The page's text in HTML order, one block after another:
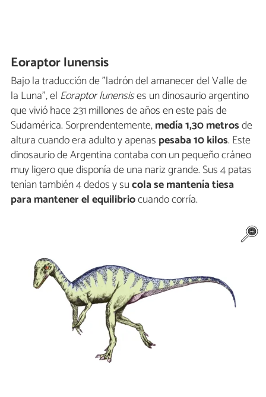
Eoraptor lunensis
Bajo la traducción de "ladrón del amanecer del Valle de
la Luna", el Eoraptor lunensises un dinosaurio argentino
que vivió hace 231 millones de años en este país de
Sudamérica. Sorprendentemente,medía 1,30 metrosde
altura cuando era adulto y apenas pesaba10 kilos. Este
dinosaurio de Argentina contaba con un pequeño cráneo
muy ligero que disponía de una nariz grande. Sus 4 patas
tenían también 4 dedos y sucola se mantenía tiesa
para mantener el equilibriocuando corría.